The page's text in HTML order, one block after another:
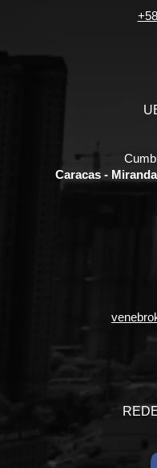
Caracas -